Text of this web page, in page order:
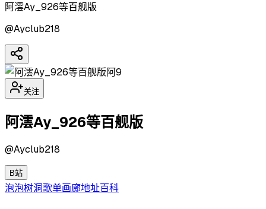
阿澐Ay_926等百舰版
@Ayclub218
阿9
关注
阿澐Ay_926等百舰版
@Ayclub218
B站
泡泡树洞歌单画廊地址百科